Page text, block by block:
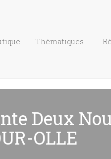
Thématiques
Deux
OLLE